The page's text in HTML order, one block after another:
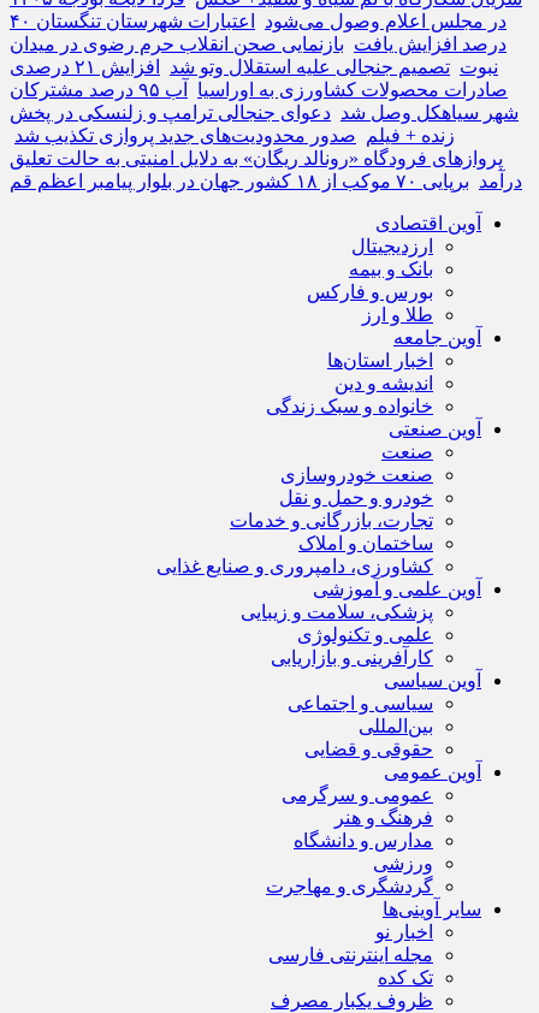
در مجلس اعلام وصول می‌شود
اعتبارات شهرستان تنگستان ۴۰
درصد افزایش یافت بازنمایی صحن انقلاب حرم رضوی در میدان
نبوت تصمیم جنجالی علیه استقلال وتو شد
افزایش ۲۱ درصدی
صادرات محصولات کشاورزی به اوراسیا
آب ۹۵ درصد مشترکان
شهر سیاهکل وصل شد دعوای جنجالی ترامپ و زلنسکی در پخش
زنده + فیلم صدور محدودیت‌های جدید پروازی تکذیب شد
پروازهای فرودگاه «رونالد ریگان» به دلایل امنیتی به حالت تعلیق
درآمد برپایی ۷۰ موکب از ۱۸ کشور جهان در بلوار پیامبر اعظم قم
آوین اقتصادی
ارزدیجیتال
بانک و بیمه
بورس و فارکس
طلا و ارز
آوین جامعه
اخبار استان‌ها
اندیشه و دین
خانواده و سبک زندگی
آوین صنعتی
صنعت
صنعت خودروسازی
خودرو و حمل و نقل
تجارت، بازرگانی و خدمات
ساختمان و املاک
کشاورزی، دامپروری و صنایع غذایی
آوین علمی و آموزشی
پزشکی، سلامت و زیبایی
علمی و تکنولوژی
کارآفرینی و بازاریابی
آوین سیاسی
سیاسی و اجتماعی
بین‌المللی
حقوقی و قضایی
آوین عمومی
عمومی و سرگرمی
فرهنگ و هنر
مدارس و دانشگاه
ورزشی
گردشگری و مهاجرت
سایر آوینی‌ها
اخبار نو
مجله اینترنتی فارسی
تک کده
ظروف یکبار مصرف